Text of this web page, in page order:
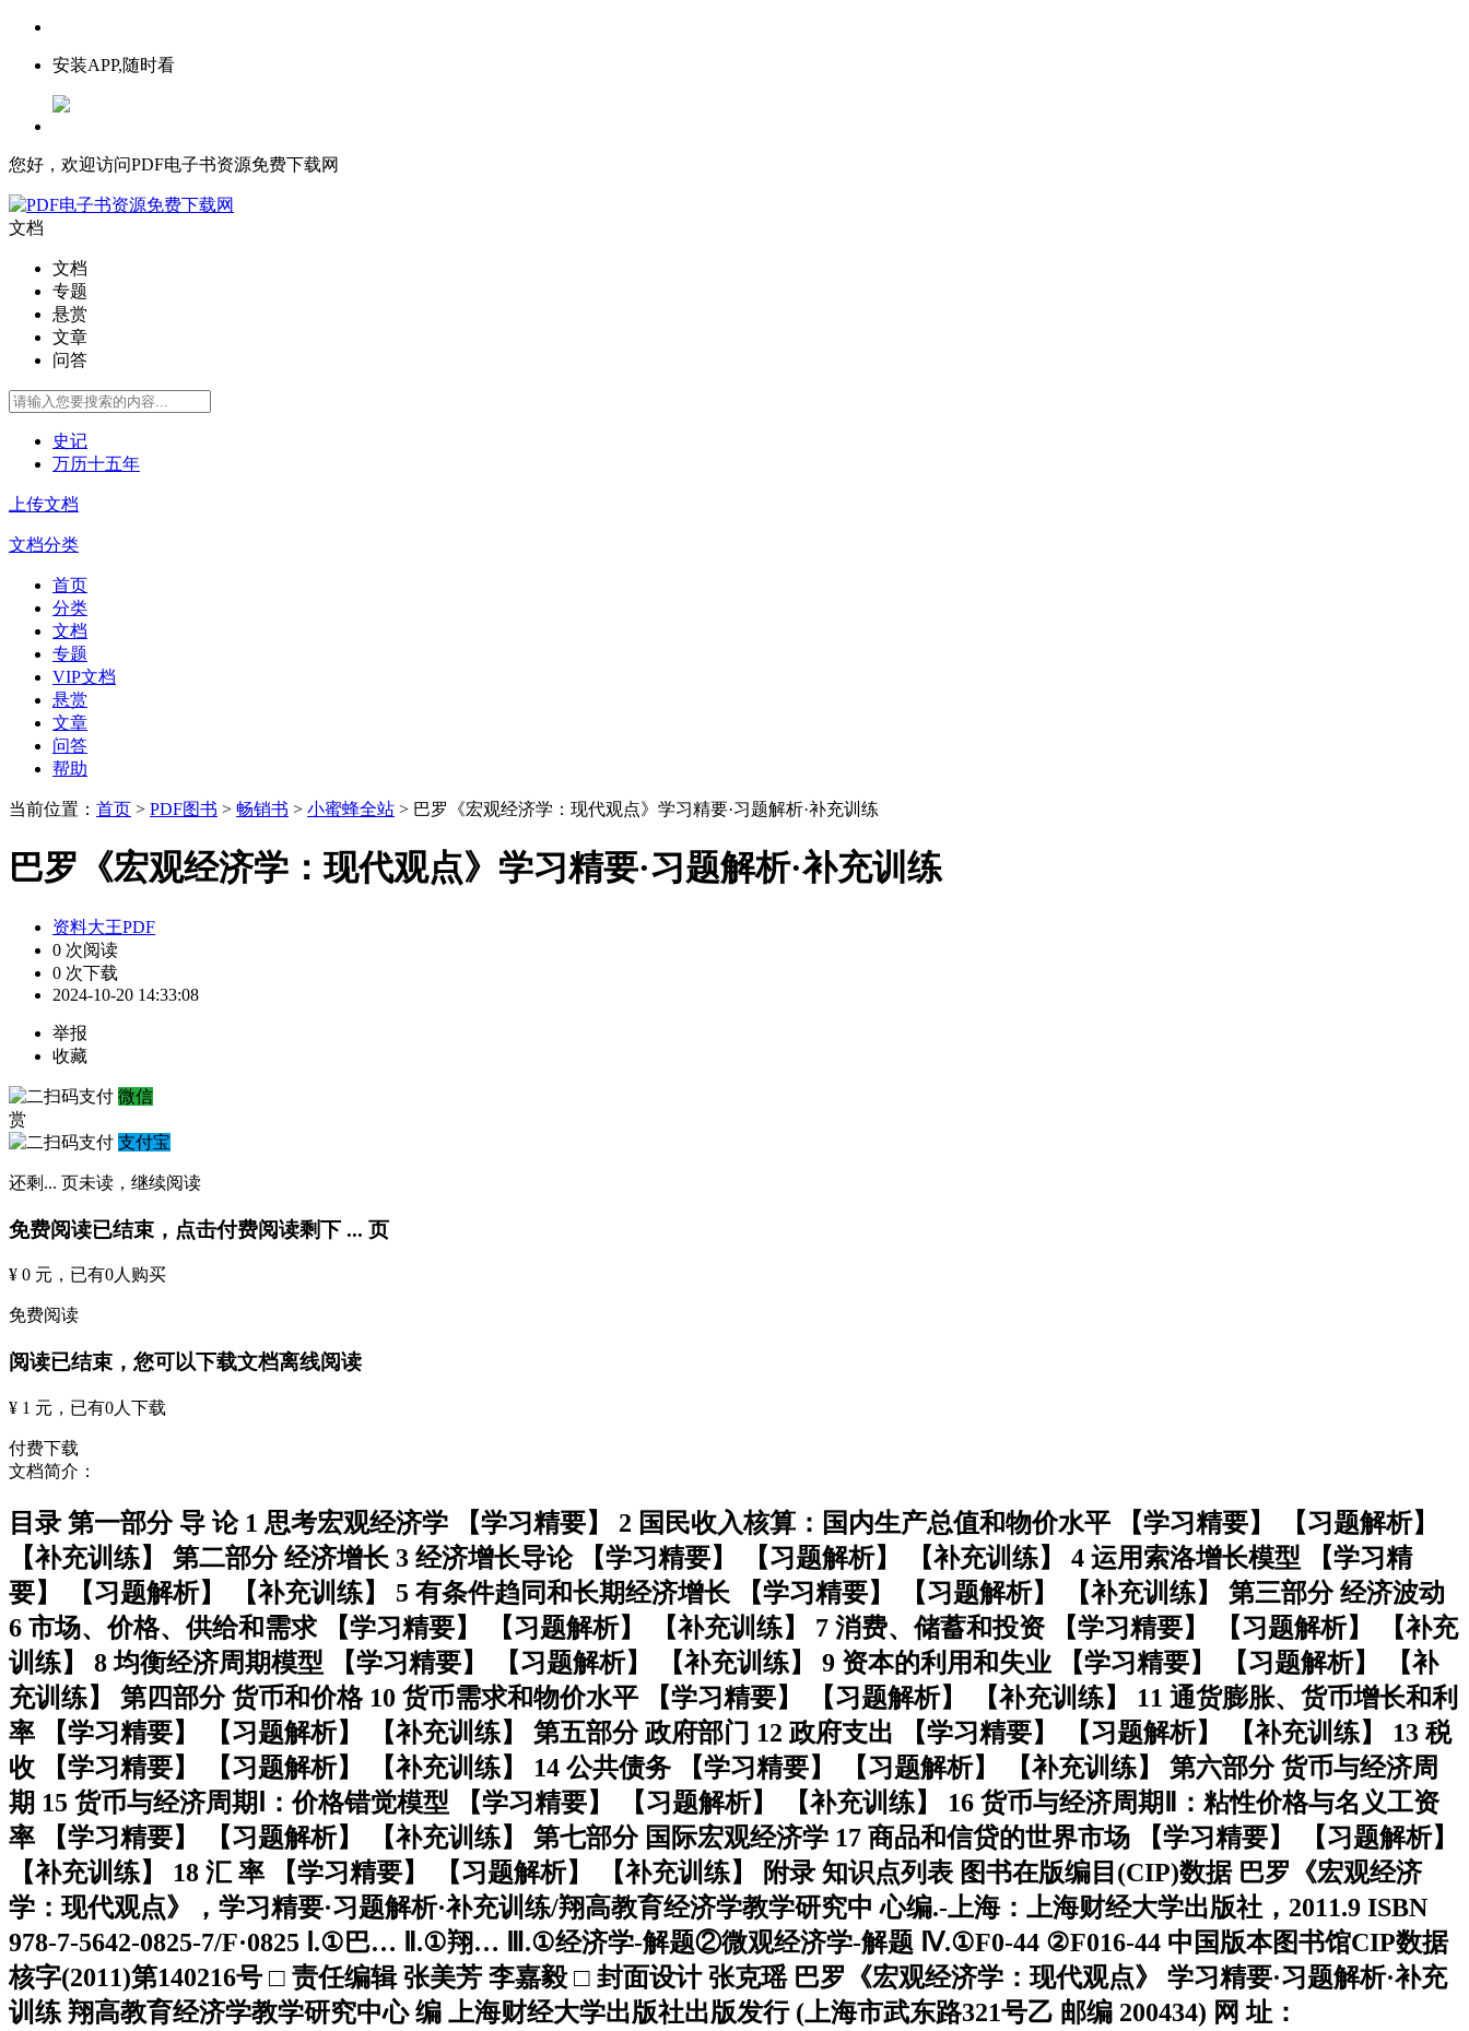
安装APP,随时看
您好，欢迎访问PDF电子书资源免费下载网
文档
文档
专题
悬赏
文章
问答
史记
万历十五年
上传文档
文档分类
首页
分类
文档
专题
VIP文档
悬赏
文章
问答
帮助
当前位置： 首页 > PDF图书 > 畅销书 > 小蜜蜂全站 > 巴罗《宏观经济学：现代观点》学习精要·习题解析·补充训练
巴罗《宏观经济学：现代观点》学习精要·习题解析·补充训练
资料大王PDF
0 次阅读
0 次下载
2024-10-20 14:33:08
举报
收藏
微信
赏
支付宝
还剩 ... 页未读， 继续阅读
免费阅读已结束，点击付费阅读剩下 ... 页
¥ 0 元 ，已有0人购买
免费阅读
阅读已结束，您可以下载文档离线阅读
¥ 1 元 ，已有0人下载
付费下载
文档简介：
目录 第一部分 导 论 1 思考宏观经济学 【学习精要】 2 国民收入核算：国内生产总值和物价水平 【学习精要】 【习题解析】
【补充训练】 第二部分 经济增长 3 经济增长导论 【学习精要】 【习题解析】 【补充训练】 4 运用索洛增长模型 【学习精
要】 【习题解析】 【补充训练】 5 有条件趋同和长期经济增长 【学习精要】 【习题解析】 【补充训练】 第三部分 经济波动
6 市场、价格、供给和需求 【学习精要】 【习题解析】 【补充训练】 7 消费、储蓄和投资 【学习精要】 【习题解析】 【补充
训练】 8 均衡经济周期模型 【学习精要】 【习题解析】 【补充训练】 9 资本的利用和失业 【学习精要】 【习题解析】 【补
充训练】 第四部分 货币和价格 10 货币需求和物价水平 【学习精要】 【习题解析】 【补充训练】 11 通货膨胀、货币增长和利
率 【学习精要】 【习题解析】 【补充训练】 第五部分 政府部门 12 政府支出 【学习精要】 【习题解析】 【补充训练】 13 税
收 【学习精要】 【习题解析】 【补充训练】 14 公共债务 【学习精要】 【习题解析】 【补充训练】 第六部分 货币与经济周
期 15 货币与经济周期Ⅰ：价格错觉模型 【学习精要】 【习题解析】 【补充训练】 16 货币与经济周期Ⅱ：粘性价格与名义工资
率 【学习精要】 【习题解析】 【补充训练】 第七部分 国际宏观经济学 17 商品和信贷的世界市场 【学习精要】 【习题解析】
【补充训练】 18 汇 率 【学习精要】 【习题解析】 【补充训练】 附录 知识点列表 图书在版编目(CIP)数据 巴罗《宏观经济
学：现代观点》，学习精要·习题解析·补充训练/翔高教育经济学教学研究中 心编.-上海：上海财经大学出版社，2011.9 ISBN
978-7-5642-0825-7/F·0825 Ⅰ.①巴… Ⅱ.①翔… Ⅲ.①经济学-解题②微观经济学-解题 Ⅳ.①F0-44 ②F016-44 中国版本图书馆CIP数据
核字(2011)第140216号 □ 责任编辑 张美芳 李嘉毅 □ 封面设计 张克瑶 巴罗《宏观经济学：现代观点》 学习精要·习题解析·补充
训练 翔高教育经济学教学研究中心 编 上海财经大学出版社出版发行 (上海市武东路321号乙 邮编 200434) 网 址：